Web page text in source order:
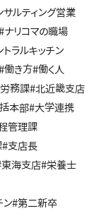
サルティング営業
ナリコマの職場
ラルキッチン
働き方#働く人
務課#北近畿支店
本部#大学連携
管理課
#支店長
海支店#栄養士
ン#第二新卒